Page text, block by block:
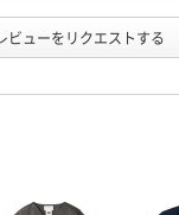
ビューをリクエストする